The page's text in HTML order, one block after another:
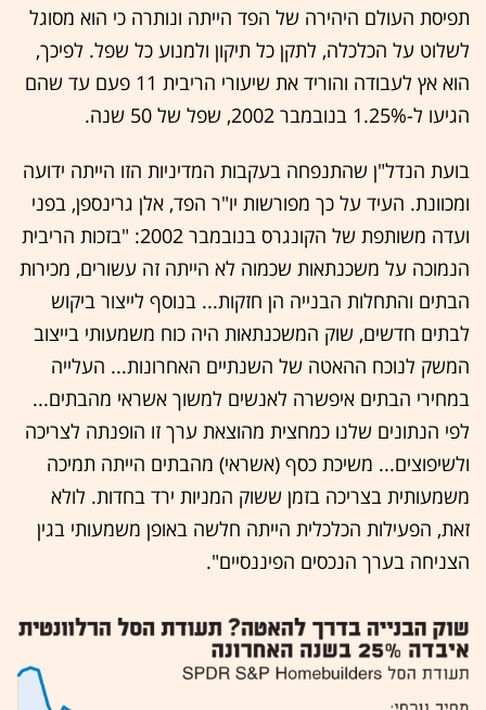
תפיסת העולם היהירה של הפד הייתה ונותרה כי הוא מסוגל
לשלוט על הכלכלה, לתקן כל תיקון ולמנוע כל שפל. לפיכך,
הוא אץ לעבודה והוריד את שיעורי הריבית 11 פעם עד שהם
הגיעו ל-1.25% בנובמבר 2002, שפל של 50 שנה.
בועת הנדל"ן שהתנפחה בעקבות המדיניות הזו הייתה ידועה
ומכוונת. העיד על כך מפורשות יו"ר הפד, אלן גרינספן, בפני
ועדה משותפת של הקונגרס בנובמבר 2002: "בזכות הריבית
הנמוכה על משכנתאות שכמוה לא הייתה זה עשורים, מכירות
הבתים והתחלות הבנייה הן חזקות... בנוסף לייצור ביקוש
לבתים חדשים, שוק המשכנתאות היה כוח משמעותי בייצוב
המשק לנוכח ההאטה של השנתיים האחרונות... העלייה
במחירי הבתים איפשרה לאנשים למשוך אשראי מהבתים...
לפי הנתונים שלנו כמחצית מהוצאת ערך זו הופנתה לצריכה
ולשיפוצים... משיכת כסף (אשראי) מהבתים הייתה תמיכה
משמעותית בצריכה בזמן ששוק המניות ירד בחדות. לולא
זאת, הפעילות הכלכלית הייתה חלשה באופן משמעותי בגין
הצניחה בערך הנכסים הפיננסיים".